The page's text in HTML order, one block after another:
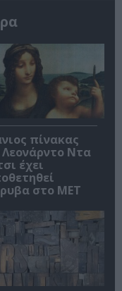
πίνακας
Λεονάρντο Ντα
έχει
στο MET